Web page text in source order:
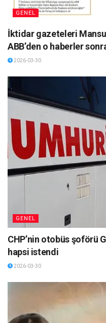
GENEL
İktidar gazeteleri Mansur
ABB’den o haberler
2026-03-30
GENEL
CHP’nin otobüs şoförü
hapsi istendi
2026-03-30